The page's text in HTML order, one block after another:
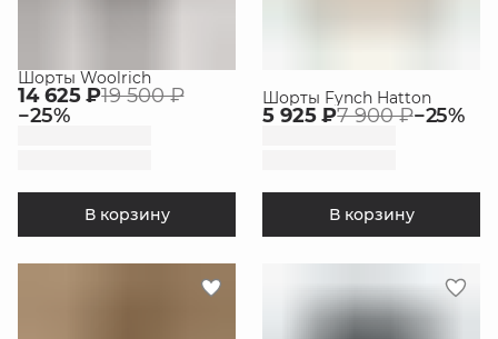
Шорты Woolrich
14 625 ₽19 500 ₽
−25%
В корзину
Шорты Fynch Hatton
5 925 ₽7 900 ₽−25%
В корзину